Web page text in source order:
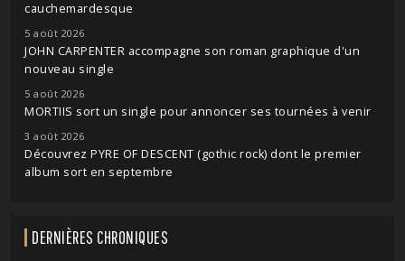
cauchemardesque
5 août 2026
JOHN CARPENTER accompagne son roman graphique d'un
nouveau single
5 août 2026
MORTIIS sort un single pour annoncer ses tournées à venir
3 août 2026
Découvrez PYRE OF DESCENT (gothic rock) dont le premier
album sort en septembre
DERNIÈRES CHRONIQUES